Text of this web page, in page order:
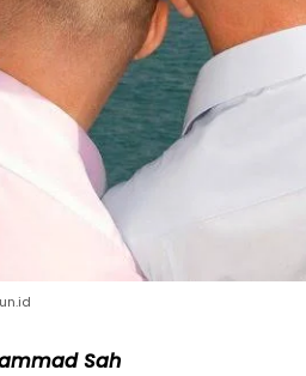
Sah